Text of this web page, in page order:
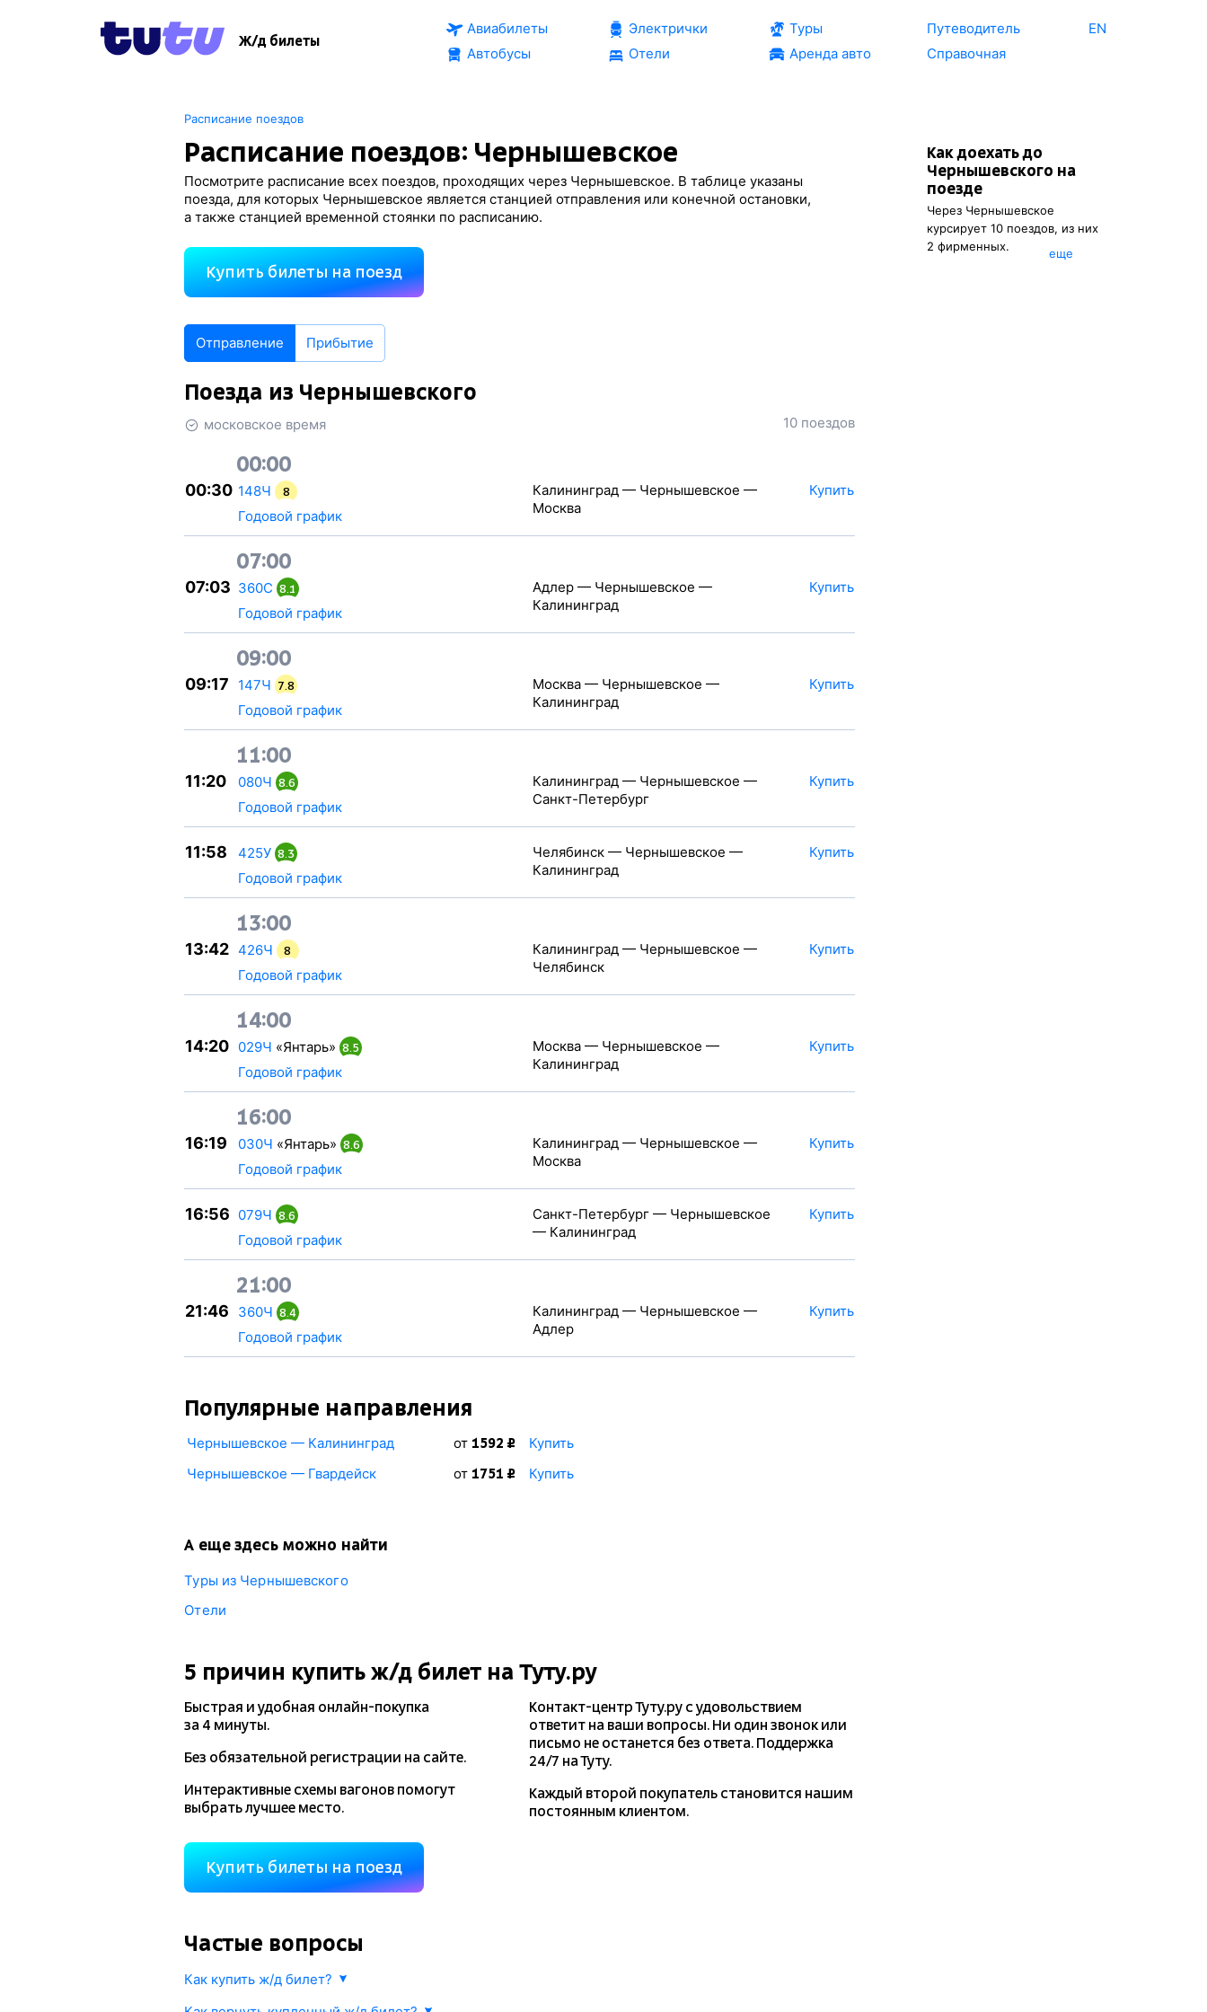
Ж/д билеты
Авиабилеты
Автобусы
Электрички
Отели
Туры
Аренда авто
Путеводитель
Справочная
EN
Расписание поездов
Расписание поездов: Чернышевское
Посмотрите расписание всех поездов, проходящих через Чернышевское. В таблице указаны
поезда, для которых Чернышевское является станцией отправления или конечной остановки,
а также станцией временной стоянки по расписанию.
Купить билеты на поезд
Отправление Прибытие
Поезда из Чернышевского
московское время 10 поездов
00:00
00:30 148Ч 8
Калининград — Чернышевское —
Москва
Годовой график
Купить
07:00
07:03 360С 8.1
Адлер — Чернышевское —
Калининград
Годовой график
Купить
09:00
09:17 147Ч 7.8
Москва — Чернышевское —
Калининград
Годовой график
Купить
11:00
11:20 080Ч 8.6
Калининград — Чернышевское —
Санкт-Петербург
Годовой график
Купить
11:58 425У 8.3
Челябинск — Чернышевское —
Калининград
Годовой график
Купить
13:00
13:42 426Ч 8
Калининград — Чернышевское —
Челябинск
Годовой график
Купить
14:00
14:20 029Ч «Янтарь» 8.5
Москва — Чернышевское —
Калининград
Годовой график
Купить
16:00
16:19 030Ч «Янтарь» 8.6
Калининград — Чернышевское —
Москва
Годовой график
Купить
16:56 079Ч 8.6
Санкт-Петербург — Чернышевское
— Калининград
Годовой график
Купить
21:00
21:46 360Ч 8.4
Калининград — Чернышевское —
Адлер
Годовой график
Купить
Популярные направления
Чернышевское — Калининград от 1592 ₽
Купить
Чернышевское — Гвардейск
от 1751 ₽ Купить
А еще здесь можно найти
Туры из Чернышевского
Отели
5 причин купитьж/д билет на Туту.ру
Быстрая и удобная онлайн-покупка
за 4 минуты.
Без обязательной регистрации на сайте.
Интерактивные схемы вагонов помогут
выбрать лучшее место.
Контакт-центр Туту.ру с удовольствием
ответит на ваши вопросы. Ни один звонок или
письмо не останется без ответа. Поддержка
24/7 на Туту.
Каждый второй покупатель становится нашим
постоянным клиентом.
Купить билеты на поезд
Частые вопросы
Как купить ж/д билет?
Как доехать до
Чернышевского на
поезде
Через Чернышевское
курсирует 10 поездов, из них
2 фирменных.
eще